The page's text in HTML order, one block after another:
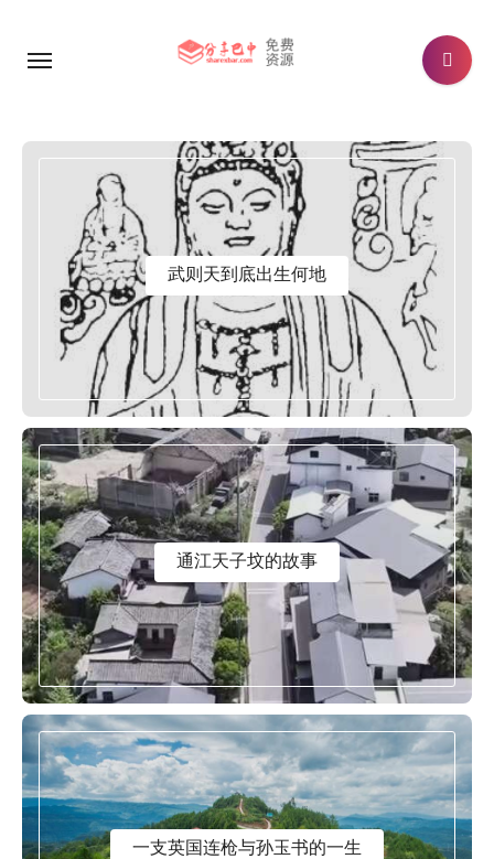
武则天到底出生何地
通江天子坟的故事
一支英国连枪与孙玉书的一生